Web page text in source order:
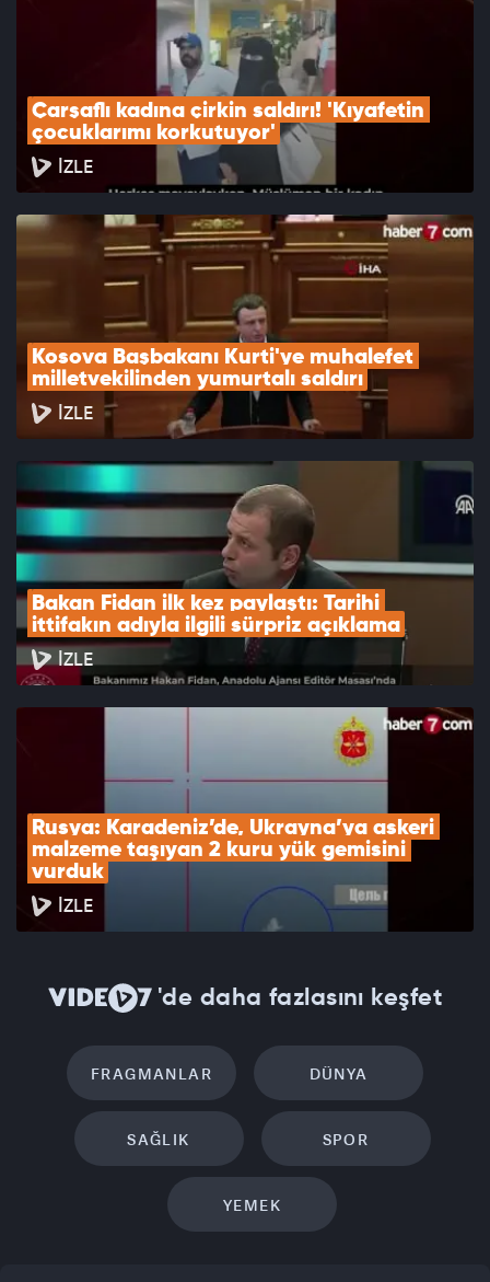
Çarşaflı kadına çirkin saldırı! 'Kıyafetin
çocuklarımı korkutuyor'
İZLE
Kosova Başbakanı Kurti'ye muhalefet
milletvekilinden yumurtalı saldırı
İZLE
Bakan Fidan ilk kez paylaştı: Tarihi
ittifakın adıyla ilgili sürpriz açıklama
İZLE
Rusya: Karadeniz’de, Ukrayna’ya askeri
malzeme taşıyan 2 kuru yük gemisini
vurduk
İZLE
'de daha fazlasını keşfet
FRAGMANLAR DÜNYA
SAĞLIK SPOR
YEMEK